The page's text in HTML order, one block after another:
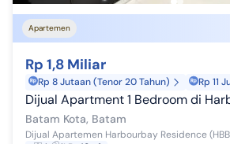
Apartemen
Rp 1,8 Miliar
Rp 8 Jutaan (Tenor 20 Tahun) Rp 11
Dijual Apartment 1 Bedroom di
Batam Kota, Batam